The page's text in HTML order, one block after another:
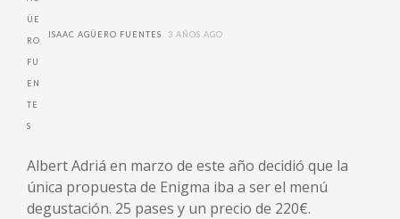
ISAAC AGÜERO FUENTES 3 AÑOS AGO
Albert Adriá en marzo de este año decidió que la
única propuesta de Enigma iba a ser el menú
degustación. 25 pases y un precio de 220€.